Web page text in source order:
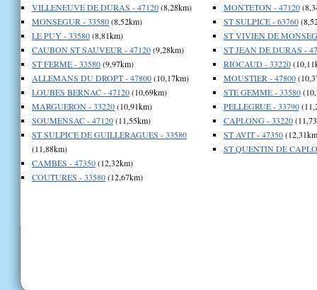
VILLENEUVE DE DURAS - 47120(8,28km)
MONSEGUR - 33580(8,52km)
LE PUY - 33580(8,81km)
CAUBON ST SAUVEUR - 47120(9,28km)
ST FERME - 33580(9,97km)
ALLEMANS DU DROPT - 47800(10,17km)
LOUBES BERNAC - 47120(10,69km)
MARGUERON - 33220(10,91km)
SOUMENSAC - 47120(11,55km)
ST SULPICE DE GUILLERAGUES - 33580
(11,88km)
CAMBES - 47350(12,32km)
COUTURES - 33580(12,67km)
MONTETON - 47120
ST SULPICE - 63760
ST VIVIEN DE
ST JEAN DE DURAS -
RIOCAUD - 33220
MOUSTIER - 47800
STE GEMME - 33580
PELLEGRUE - 33790
CAPLONG - 33220
ST AVIT - 47350
ST QUENTIN DE